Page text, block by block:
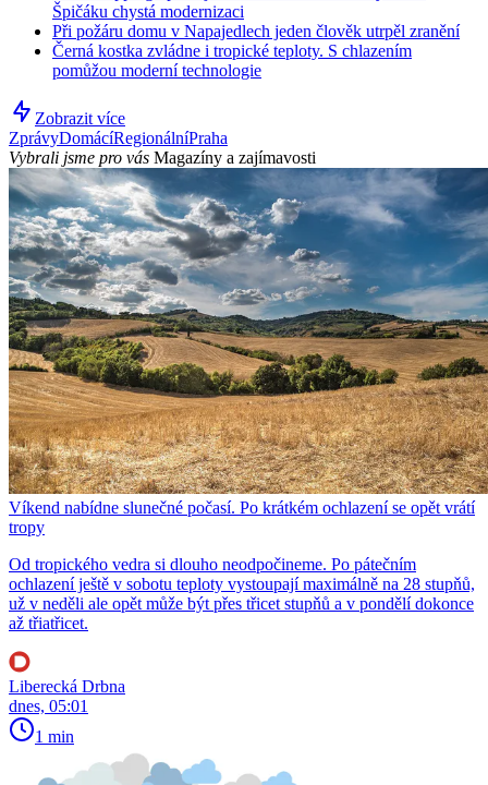
Špičáku chystá modernizaci
Při požáru domu v Napajedlech jeden člověk utrpěl zranění
Černá kostka zvládne i tropické teploty. S chlazením
pomůžou moderní technologie
Zobrazit více
ZprávyDomácíRegionálníPraha
Vybrali jsme pro vás Magazíny a zajímavosti
Víkend nabídne slunečné počasí. Po krátkém ochlazení se opět vrátí
tropy
Od tropického vedra si dlouho neodpočineme. Po pátečním
ochlazení ještě v sobotu teploty vystoupají maximálně na 28 stupňů,
už v neděli ale opět může být přes třicet stupňů a v pondělí dokonce
až třiatřicet.
Liberecká Drbna
dnes, 05:01
1 min